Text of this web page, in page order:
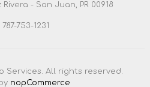
- San Juan, PR 00918
787-753-1231
Services. All rights reserved.
nopCommerce